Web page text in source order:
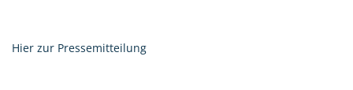
Hier zur Pressemitteilung